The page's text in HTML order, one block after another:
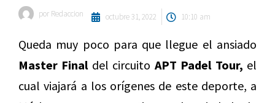
por Redaccion octubre 31, 2022 10:10 am
Queda muy poco para que llegue el ansiado
Master Finaldel circuito APT Padel Tour, el
cual viajará a los orígenes de este deporte, a